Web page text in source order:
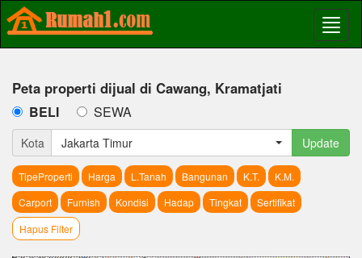
Peta properti dijual di Cawang, Kramatjati
BELI SEWA
Kota Jakarta Timur Update
TipeProperti Harga L.Tanah Bangunan K.T.
K.M.
Carport
Furnish Kondisi Hadap Tingkat
Sertifikat
Hapus Filter